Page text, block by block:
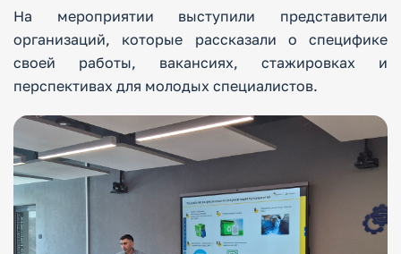
На мероприятии выступили представители
организаций, которые рассказали о специфике
своей работы, вакансиях, стажировках и
перспективах для молодых специалистов.